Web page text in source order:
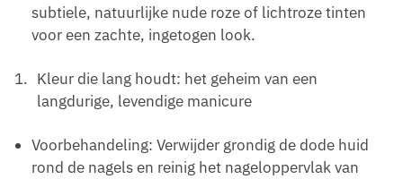
subtiele, natuurlijke nude roze of lichtroze tinten
voor een zachte, ingetogen look.
Kleur die lang houdt: het geheim van een
langdurige, levendige manicure
Voorbehandeling: Verwijder grondig de dode huid
rond de nagels en reinig het nageloppervlak van